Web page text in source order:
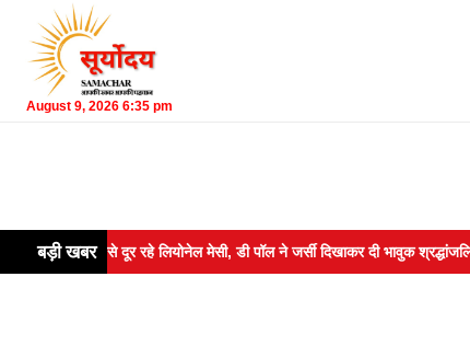
August 9, 2026 6:35 pm
बड़ी खबर
मैदान से दूर रहे लियोनेल मेसी, डी पॉल ने जर्सी दिखाकर दी भावुक श्रद्धांजलि